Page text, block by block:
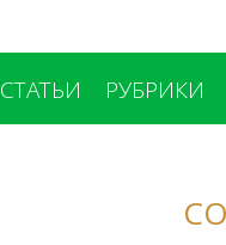
СТАТЬИ РУБРИКИ